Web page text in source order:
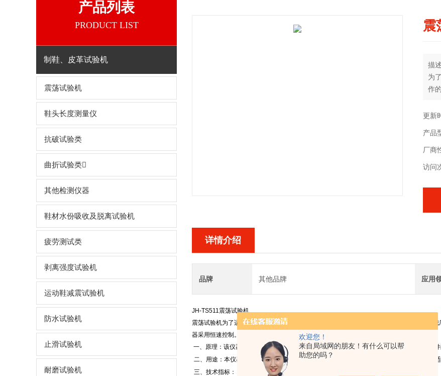
欢迎您！
来自局域网的朋友！有什么可以帮
助您的吗？
产品列表
PRODUCT LIST
制鞋、皮革试验机
震荡试验机
鞋头长度测量仪
抗破试验类
曲折试验类
其他检测仪器
鞋材水份吸收及脱离试验机
疲劳测试类
剥离强度试验机
运动鞋减震试验机
防水试验机
止滑试验机
耐磨试验机
震
描
为
作
更新
产品
厂商
访问
详情介绍
品牌 其他品牌 应用
JH-TS511震荡试验机
震荡试验机为了适应高科技的需要，促进化学分析、卫生检查、生化测定等工作的发展，由
器采用恒速控制。
一、原理： 该仪器利用国内 的无刷电机，先打开开关，然后选自己工作理想的时间和转速，并
二、用途：本仪器在生化测定、环保测试、化学分析和医院化验等方面作混匀振荡之用，还适
三、技术指标：